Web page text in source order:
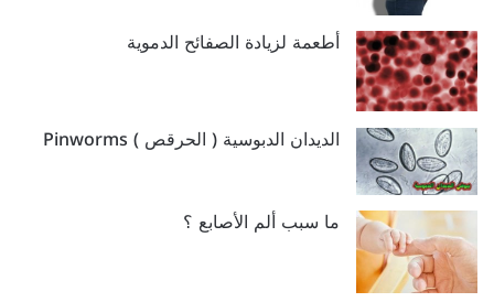
أطعمة لزيادة الصفائح الدموية
الديدان الدبوسية ( الحرقص ) Pinworms
ما سبب ألم الأصابع ؟